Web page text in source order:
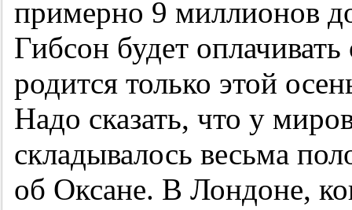
примерно 9 миллионов
Гибсон будет
родится только этой
Надо сказать, что у
складывалось весьма
об Оксане. В Лондоне,